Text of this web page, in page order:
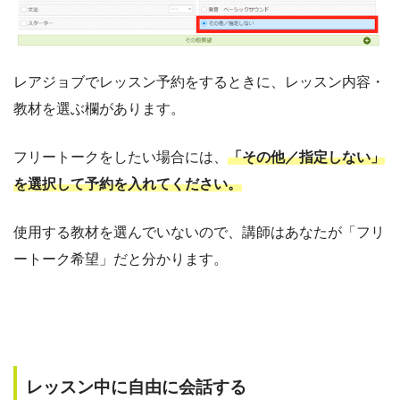
レアジョブでレッスン予約をするときに、レッスン内容・
教材を選ぶ欄があります。
フリートークをしたい場合には、 「その他／指定しない」
を選択して予約を入れてください。
使用する教材を選んでいないので、講師はあなたが「フリ
ートーク希望」だと分かります。
レッスン中に自由に会話する